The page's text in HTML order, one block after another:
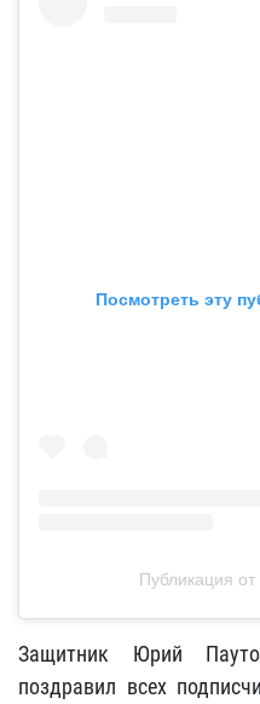
Посмотреть эту
Публикация
Защитник Юрий
поздравил всех